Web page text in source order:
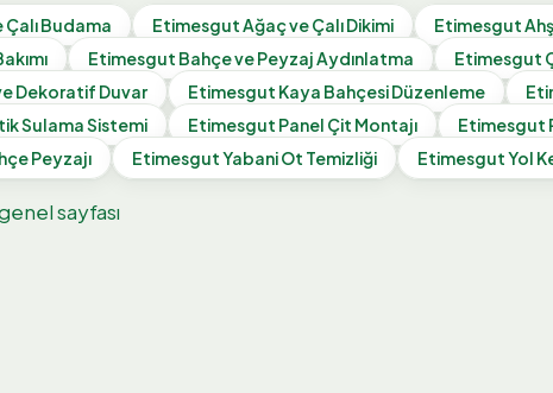
Çalı Budama EtimesgutAğaç ve Çalı Dikimi Etimesgut
Etimesgut Bahçe ve Peyzaj Aydınlatma Etimesgut
Dekoratif Duvar Etimesgut Kaya Bahçesi Düzenleme
Sulama Sistemi Etimesgut Panel Çit Montajı Etimesgut
Peyzajı EtimesgutYabani Ot Temizliği EtimesgutYol
sayfası